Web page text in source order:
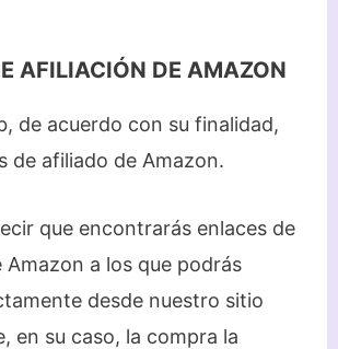
AFILIACIÓN DE AMAZON
de acuerdo con su finalidad,
de afiliado de Amazon.
que encontrarás enlaces de
a los que podrás
desde nuestro sitio
en su caso, la compra la